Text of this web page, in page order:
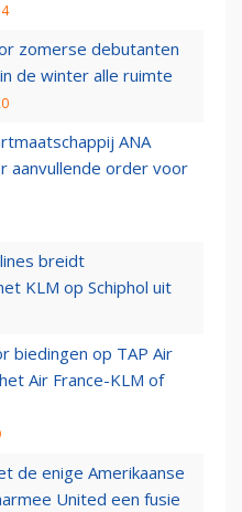
zomerse debutanten
de winter alle ruimte
ANA
aanvullende order voor
breidt
KLM op Schiphol uit
biedingen op TAP Air
Air France-KLM of
de enige Amerikaanse
United een fusie